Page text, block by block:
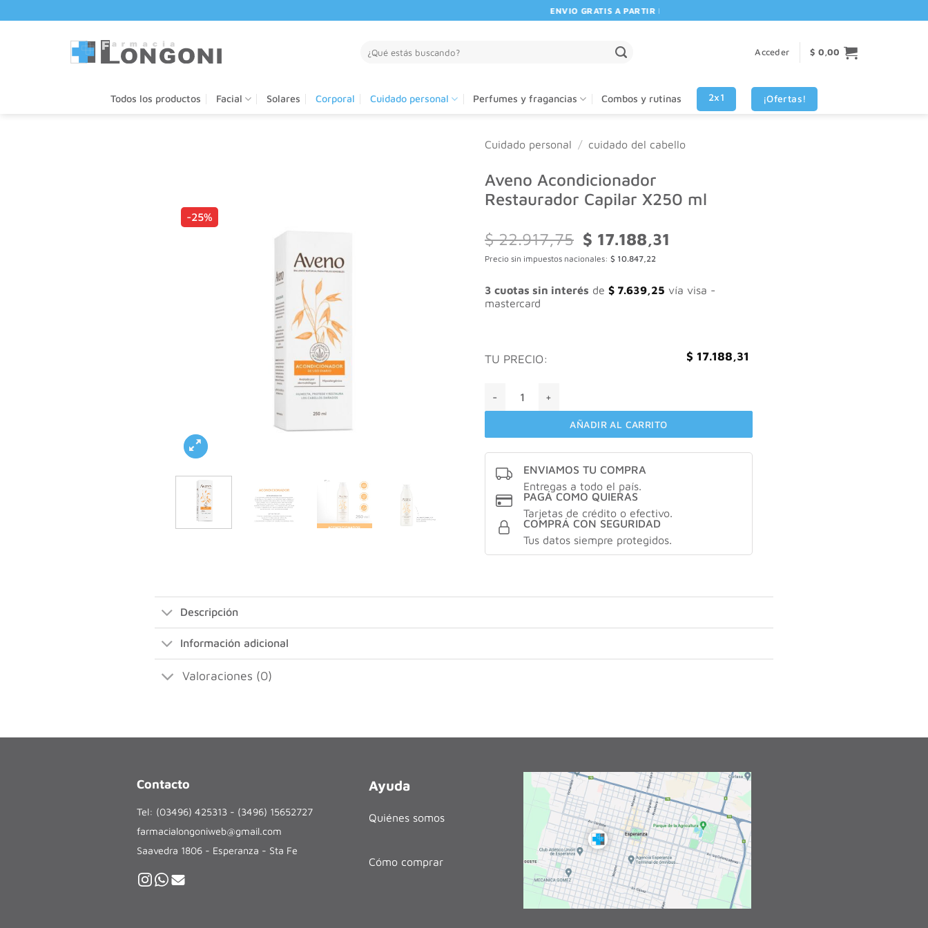
al
ENVIO GRATIS A PARTIR DE $80.000! 🚚 | 💳 3 CUOTAS SIN INTERES VISA - MASTERCARD
por:
Acceder $ 0,00
Todos los productos Facial Solares Corporal Cuidado personal Perfumes y fragancias Combos y rutinas 2x1 ¡Ofertas!
-25%
Cuidado personal / cuidado del cabello
Aveno Acondicionador
Restaurador Capilar X250 ml
$22.917,75 El
precio
original
$ 22.917,75.
$ 17.188,31
$ 17.188,31.
Precio sin impuestos nacionales: $ 10.847,22
3 cuotas sin interés de $ 7.639,25 vía visa -
mastercard
TU PRECIO: $ 17.188,31
AÑADIR AL CARRITO
ENVIAMOS TU COMPRA
Entregas a todo el país.
PAGÁ COMO QUIERAS
Tarjetas de crédito o efectivo.
COMPRÁ CON SEGURIDAD
Tus datos siempre protegidos.
Descripción
Información adicional
Valoraciones (0)
Contacto
Tel: (03496) 425313 - (3496) 15652727
farmacialongoniweb@gmail.com
Saavedra 1806 - Esperanza - Sta Fe
Ayuda
Quiénes somos
Cómo comprar